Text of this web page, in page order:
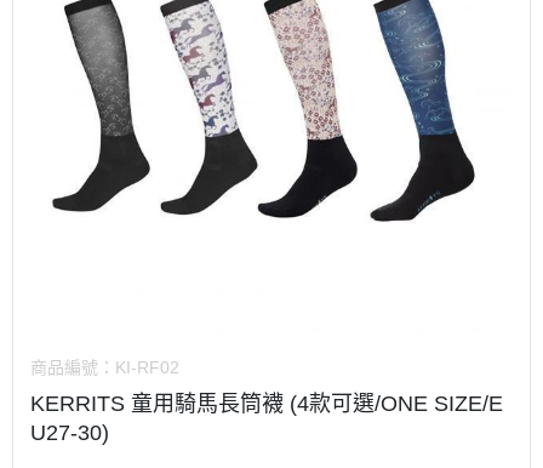
商品編號： KI-RF02
KERRITS 童用騎馬長筒襪 (4款可選/ONE SIZE/E
U27-30)